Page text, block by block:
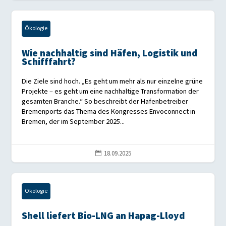
Ökologie
Wie nachhaltig sind Häfen, Logistik und
Schifffahrt?
Die Ziele sind hoch. „Es geht um mehr als nur einzelne grüne
Projekte – es geht um eine nachhaltige Transformation der
gesamten Branche.“ So beschreibt der Hafenbetreiber
Bremenports das Thema des Kongresses Envoconnect in
Bremen, der im September 2025...
 18.09.2025
Ökologie
Shell liefert Bio-LNG an Hapag-Lloyd